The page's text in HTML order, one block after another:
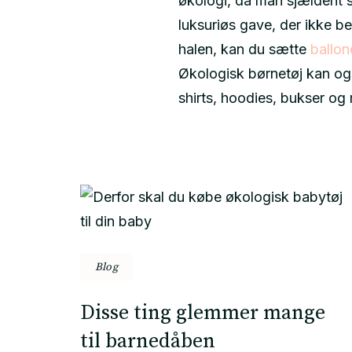
luksuriøs gave, der ikke
halen, kan du sætte
Økologisk børnetøj kan
shirts, hoodies, bukser
Post
Navigation
Blog
Disse ting glemmer mange
til barnedåben